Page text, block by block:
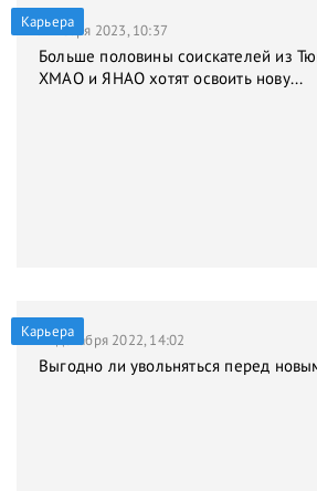
Карьера
9 января 2023, 10:37
Больше половины соискателей из
ХМАО и ЯНАО хотят освоить нову...
Карьера
21 декабря 2022, 14:02
Выгодно ли увольняться перед